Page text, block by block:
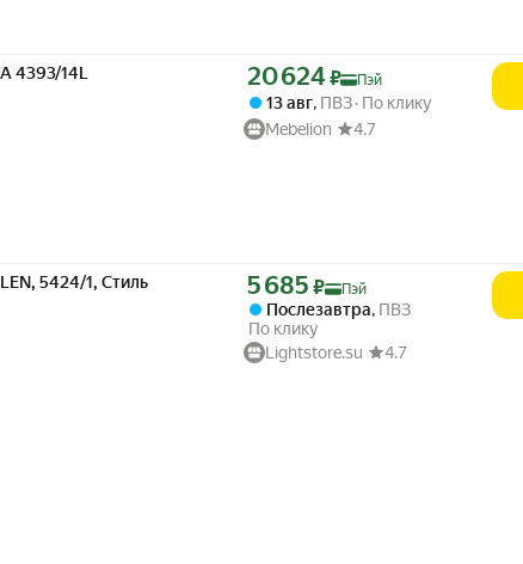
4393/14L Цена с картой Яндекс Пэй 20624 ₽ вместо
20 624 ₽ Пэй
13 авг, ПВЗ По клику
Mebelion
4.7
5424/1, Стиль
Цена с картой Яндекс Пэй 5685 ₽ вместо
5 685 ₽ Пэй
Послезавтра, ПВЗ
По клику
Lightstore.su
4.7